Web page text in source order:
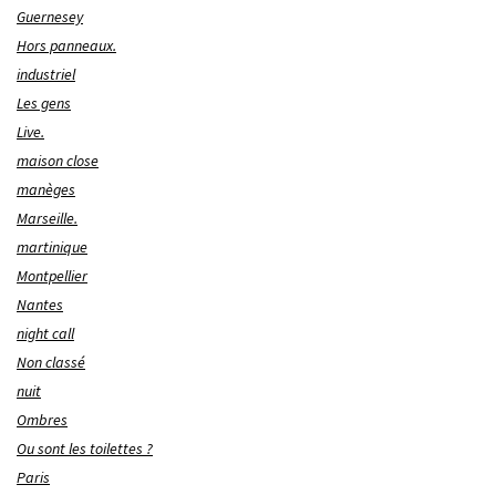
Guernesey
Hors panneaux.
industriel
Les gens
Live.
maison close
manèges
Marseille.
martinique
Montpellier
Nantes
night call
Non classé
nuit
Ombres
Ou sont les toilettes ?
Paris